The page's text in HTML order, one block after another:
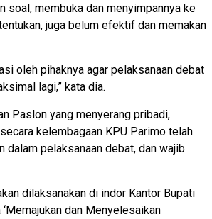
soal, membuka dan menyimpannya ke
juga belum efektif dan memakan
oleh pihaknya agar pelaksanaan debat
lagi,” kata dia.
Paslon yang menyerang pribadi,
kelembagaan KPU Parimo telah
dalam pelaksanaan debat, dan wajib
dilaksanakan di indor Kantor Bupati
dan Menyelesaikan